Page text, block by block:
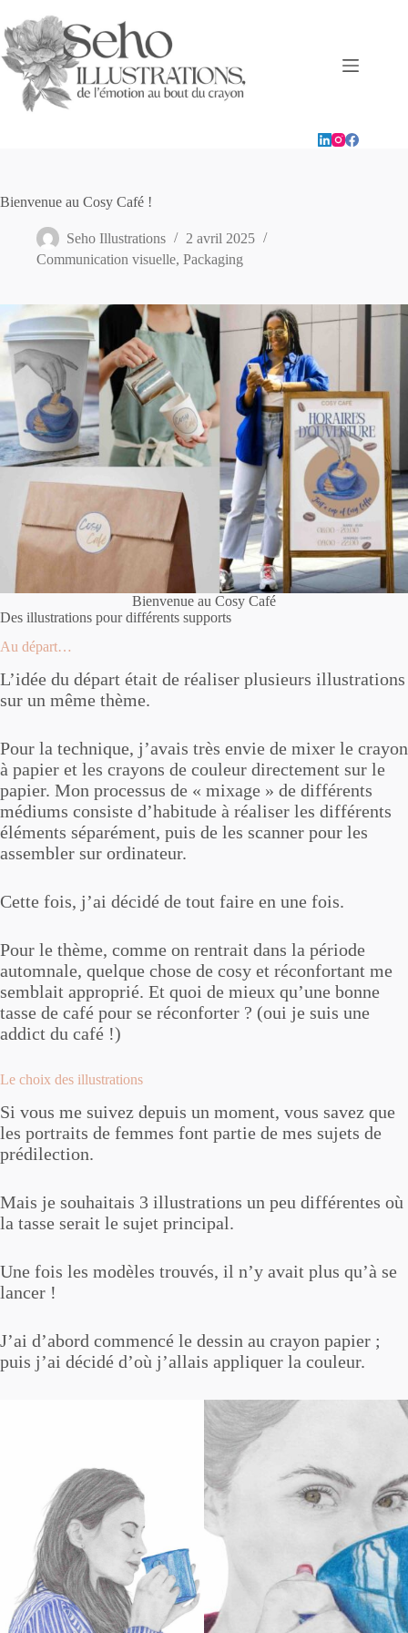
au
contenu
Bienvenue au Cosy Café !
Seho Illustrations
2 avril 2025
Communication visuelle, Packaging
Bienvenue au Cosy Café
Des illustrations pour différents supports
Au départ…
L’idée du départ était de réaliser plusieurs illustrations
sur un même thème.
Pour la technique, j’avais très envie de mixer le crayon
à papier et les crayons de couleur directement sur le
papier. Mon processus de « mixage » de différents
médiums consiste d’habitude à réaliser les différents
éléments séparément, puis de les scanner pour les
assembler sur ordinateur.
Cette fois, j’ai décidé de tout faire en une fois.
Pour le thème, comme on rentrait dans la période
automnale, quelque chose de cosy et réconfortant me
semblait approprié. Et quoi de mieux qu’une bonne
tasse de café pour se réconforter ? (oui je suis une
addict du café !)
Le choix des illustrations
Si vous me suivez depuis un moment, vous savez que
les portraits de femmes font partie de mes sujets de
prédilection.
Mais je souhaitais 3 illustrations un peu différentes où
la tasse serait le sujet principal.
Une fois les modèles trouvés, il n’y avait plus qu’à se
lancer !
J’ai d’abord commencé le dessin au crayon papier ;
puis j’ai décidé d’où j’allais appliquer la couleur.